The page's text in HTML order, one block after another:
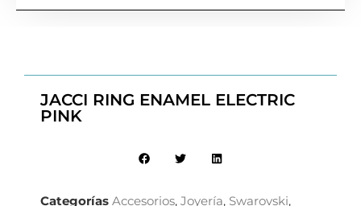
JACCI RING ENAMEL ELECTRIC
PINK
Categorías Accesorios, Joyería, Swarovski,